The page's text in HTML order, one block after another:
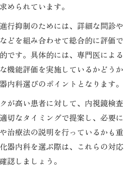
められています。
行抑制のためには、詳細な問診や
どを組み合わせて総合的に評価で
です。具体的には、専門医による
機能評価を実施しているかどうか
内科選びのポイントとなります。
が高い患者に対して、内視鏡検査
切なタイミングで提案し、必要に
治療法の説明を行っているかも重
器内科を選ぶ際は、これらの対応
認しましょう。